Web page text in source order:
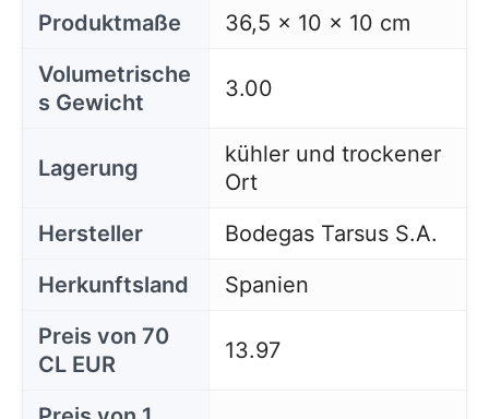
Produktmaße
36,5 x 10 x 10 cm
Volumetrische
s Gewicht
3.00
Lagerung
kühler und trockener
Ort
Hersteller
Bodegas Tarsus S.A.
Herkunftsland
Spanien
Preis von 70
CL EUR
13.97
Diese Website verwendet Cookies